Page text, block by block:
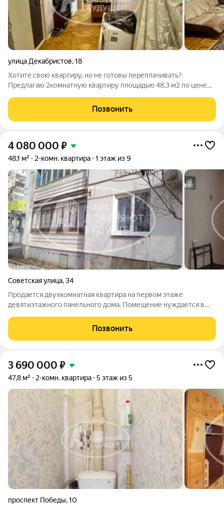
улица Декабристов,18
Хотите свою квартиру, но не готовы переплачивать?
Предлагаю 2комнатную квартиру площадью 48,3 м2 по цене
только воплотить ваши дизайнерские идеи в жизнь (ремонт
требуется). Дом расположен очень
Позвонить
4 080 000 ₽
48,1 м² 2-комн. квартира 1 этаж из 9
Советская улица,34
Продается двухкомнатная квартира на первом этаже
девятиэтажного панельного дома. Помещение нуждается в
застекленная лоджия с вместительной овощной ямой.
Комнаты изолированные, санузел
Позвонить
3 690 000 ₽
47,8 м² 2-комн. квартира 5 этаж из 5
проспект Победы,10